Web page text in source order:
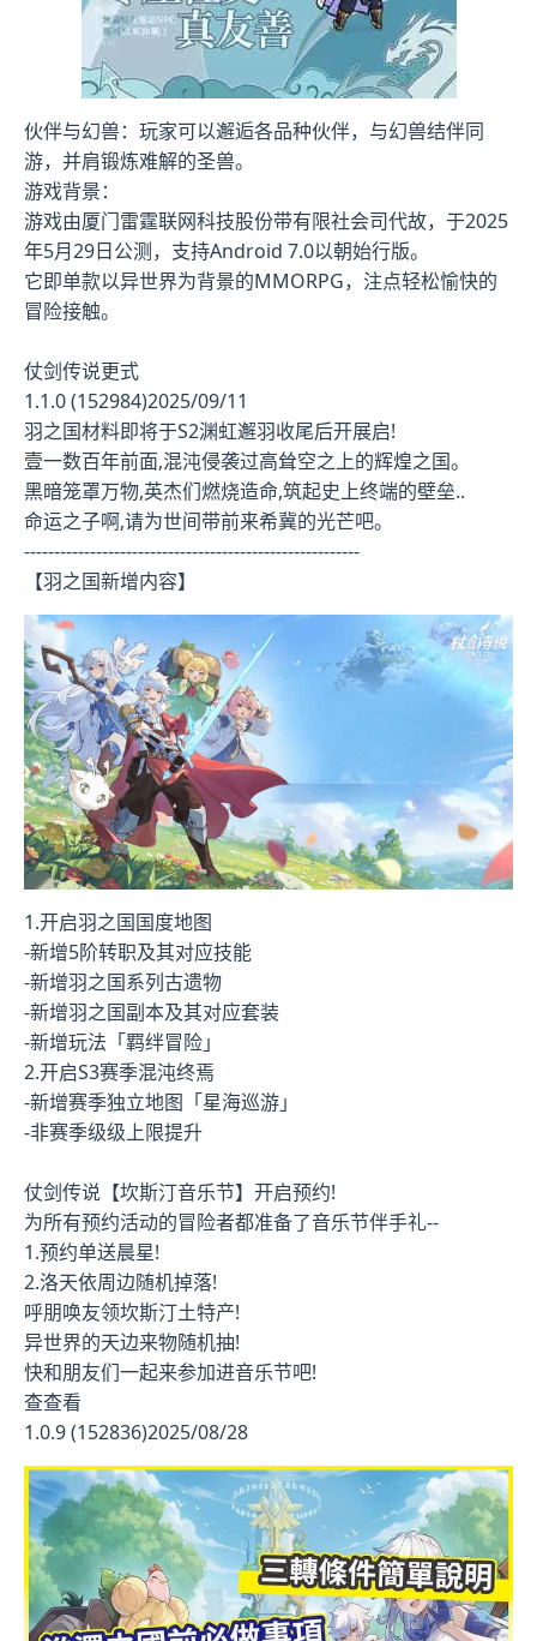
伙伴与幻兽：玩家可以邂逅各品种伙伴，与幻兽结伴同
游，并肩锻炼难解的圣兽。
游戏背景：
游戏由厦门雷霆联网科技股份带有限社会司代故，于2025
年5月29日公测，支持Android 7.0以朝始行版。
它即单款以异世界为背景的MMORPG，注点轻松愉快的
冒险接触。
仗剑传说更式
1.1.0 (152984)2025/09/11
羽之国材料即将于S2渊虹邂羽收尾后开展启!
壹一数百年前面,混沌侵袭过高耸空之上的辉煌之国。
黑暗笼罩万物,英杰们燃烧造命,筑起史上终端的壁垒..
命运之子啊,请为世间带前来希冀的光芒吧。
--------------------------------------------------------
【羽之国新增内容】
1.开启羽之国国度地图
-新增5阶转职及其对应技能
-新增羽之国系列古遗物
-新增羽之国副本及其对应套装
-新增玩法「羁绊冒险」
2.开启S3赛季混沌终焉
-新增赛季独立地图「星海巡游」
-非赛季级级上限提升
仗剑传说【坎斯汀音乐节】开启预约!
为所有预约活动的冒险者都准备了音乐节伴手礼--
1.预约单送晨星!
2.洛天依周边随机掉落!
呼朋唤友领坎斯汀土特产!
异世界的天边来物随机抽!
快和朋友们一起来参加进音乐节吧!
查查看
1.0.9 (152836)2025/08/28